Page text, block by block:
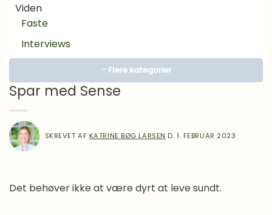
Viden
Faste
Interviews
Lægens hjørne
Motivation
Om Mad
Inspiration
Flere kategorier
Spar med Sense
SKREVET AF KATRINE BØG LARSEN D.1. FEBRUAR 2023
Det behøver ikke at være dyrt at leve sundt.